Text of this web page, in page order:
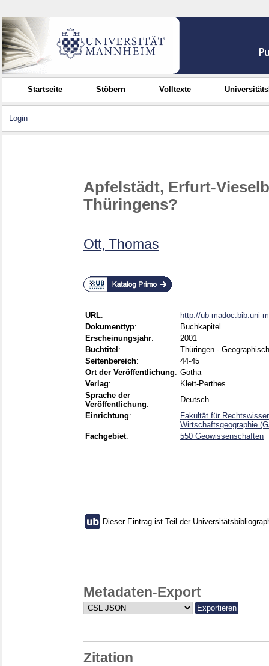
Startseite Stöbern Volltexte
Login
Apfelstädt, Erfurt-
Thüringens?
Ott, Thomas
URL:
http://ub-madoc.bib.uni-
Dokumenttyp:
Buchkapitel
Erscheinungsjahr:
2001
Buchtitel :
Thüringen -
Seitenbereich:
44-45
Ort der Veröffentlichung: Gotha
Verlag:
Klett-Perthes
Sprache der
Veröffentlichung:
Deutsch
Einrichtung:
Fakultät für
Wirtschaftsgeographie
Fachgebiet: 550 Geowissenschaften
Dieser Eintrag ist Teil der
Metadaten-Export
Zitation